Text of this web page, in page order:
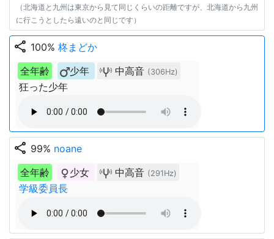
（北海道と九州は東京から見て同じくらいの距離ですが、北海道から九州
に行こうとしたら遠いのと同じです）
share 100% 柊まどか
全年齢
少年 中高音 (306Hz)
狂った少年
share 99% noane
全年齢
少女 中高音 (291Hz)
学級委員長